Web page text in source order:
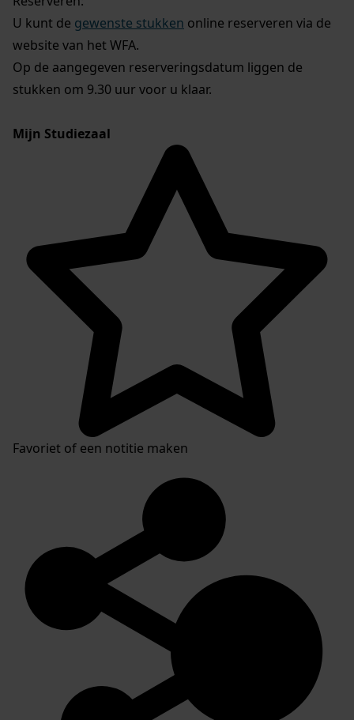
U kunt de gewenste stukken online reserveren via de
website van het WFA.
Op de aangegeven reserveringsdatum liggen de
stukken om 9.30 uur voor u klaar.
Mijn Studiezaal
Favoriet of een notitie maken